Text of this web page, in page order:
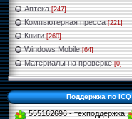
Аптека [247]
Компьютерная пресса [221]
Книги [260]
Windows Mobile [64]
Материалы на проверке [0]
Поддержка по ICQ
555162696 - техподдержка